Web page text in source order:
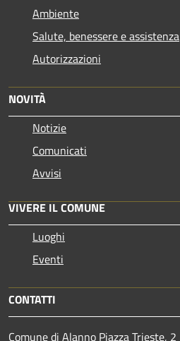
Ambiente
Salute, benessere e assistenza
Autorizzazioni
NOVITÀ
Notizie
Comunicati
Avvisi
VIVERE IL COMUNE
Luoghi
Eventi
CONTATTI
Comune di Alanno Piazza Trieste, 2